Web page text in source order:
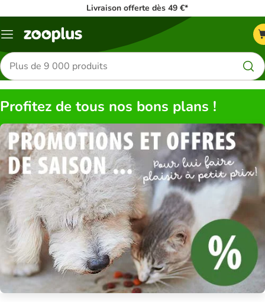
Livraison offerte dès 49 €*
Menu
Rechercher
des
produits
Profitez de tous nos bons plans !